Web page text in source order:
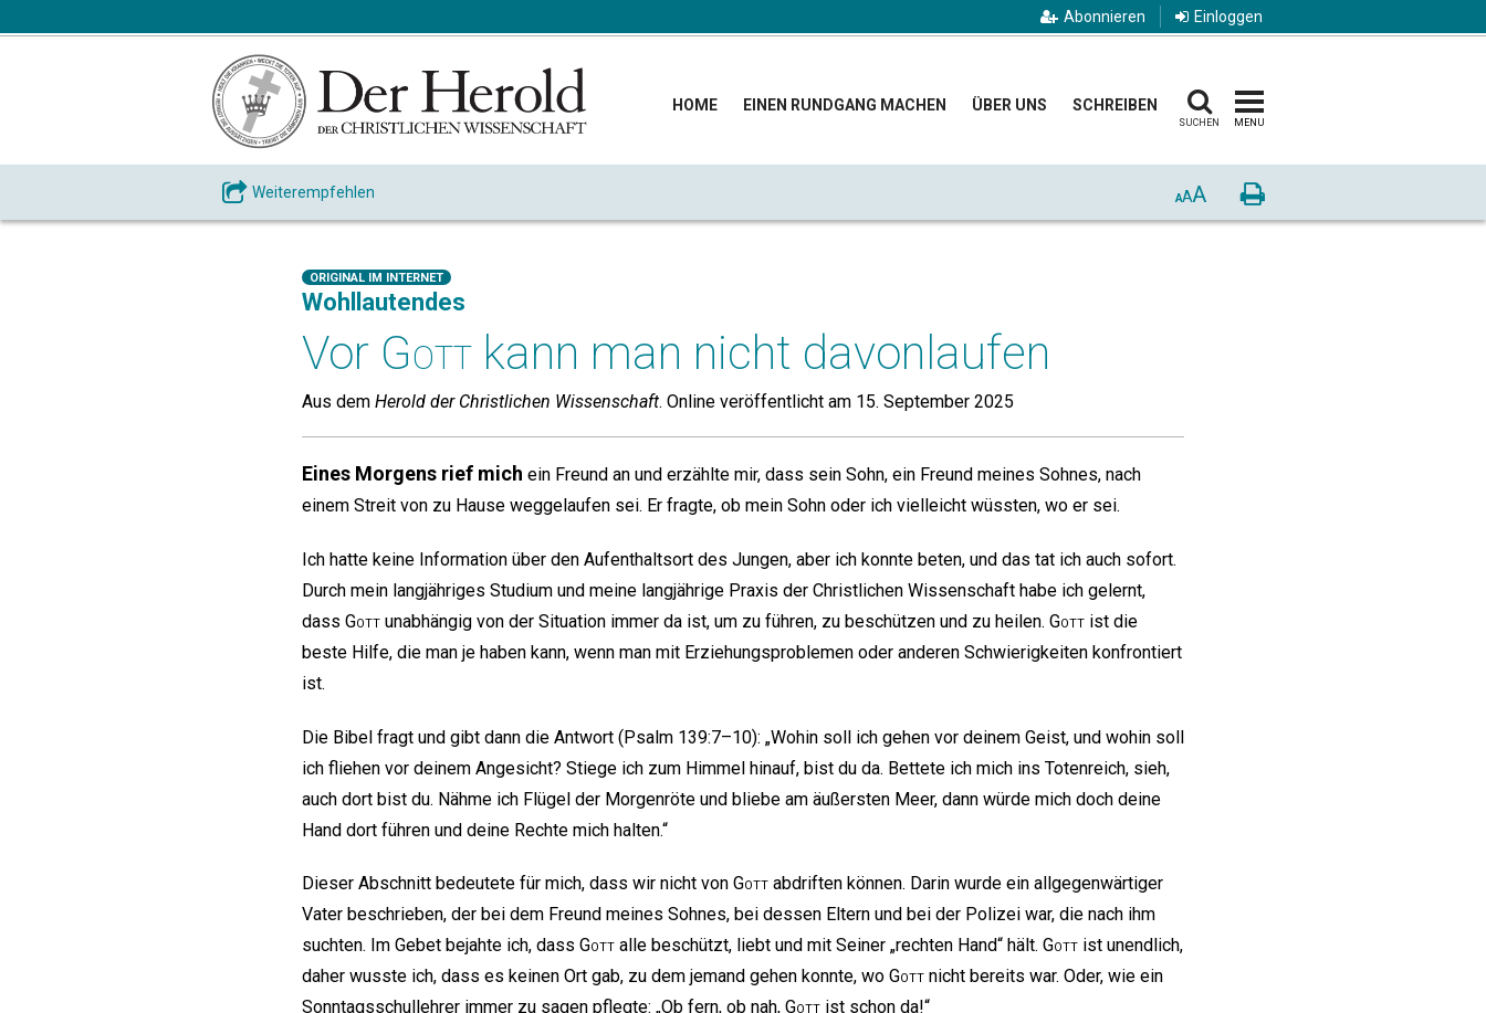
Abonnieren Einloggen
HOME EINEN RUNDGANG MACHEN ÜBER UNS SCHREIBEN
SUCHEN MENU
Weiterempfehlen AAA Drucken
ORIGINAL IM INTERNET
Wohllautendes
Vor Gott kann man nicht davonlaufen
Aus dem Herold der Christlichen Wissenschaft. Online veröffentlicht am 15. September 2025
Eines Morgens rief mich ein Freund an und erzählte mir, dass sein Sohn, ein Freund meines Sohnes, nach
einem Streit von zu Hause weggelaufen sei. Er fragte, ob mein Sohn oder ich vielleicht wüssten, wo er sei.
Ich hatte keine Information über den Aufenthaltsort des Jungen, aber ich konnte beten, und das tat ich auch sofort.
Durch mein langjähriges Studium und meine langjährige Praxis der Christlichen Wissenschaft habe ich gelernt,
dass Gott unabhängig von der Situation immer da ist, um zu führen, zu beschützen und zu heilen. Gott ist die
beste Hilfe, die man je haben kann, wenn man mit Erziehungsproblemen oder anderen Schwierigkeiten konfrontiert
ist.
Die Bibel fragt und gibt dann die Antwort (Psalm 139:7–10): „Wohin soll ich gehen vor deinem Geist, und wohin soll
ich fliehen vor deinem Angesicht? Stiege ich zum Himmel hinauf, bist du da. Bettete ich mich ins Totenreich, sieh,
auch dort bist du. Nähme ich Flügel der Morgenröte und bliebe am äußersten Meer, dann würde mich doch deine
Hand dort führen und deine Rechte mich halten.“
Dieser Abschnitt bedeutete für mich, dass wir nicht von Gott abdriften können. Darin wurde ein allgegenwärtiger
Vater beschrieben, der bei dem Freund meines Sohnes, bei dessen Eltern und bei der Polizei war, die nach ihm
suchten. Im Gebet bejahte ich, dass Gott alle beschützt, liebt und mit Seiner „rechten Hand“ hält. Gott ist unendlich,
daher wusste ich, dass es keinen Ort gab, zu dem jemand gehen konnte, wo Gott nicht bereits war. Oder, wie ein
Sonntagsschullehrer immer zu sagen pflegte: „Ob fern, ob nah, Gott ist schon da!“